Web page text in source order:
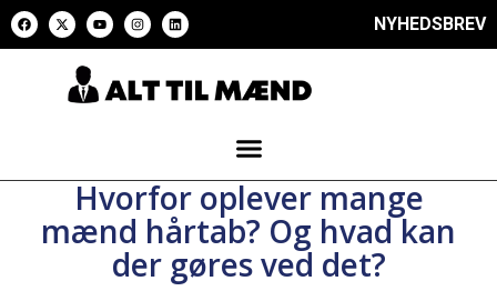
NYHEDSBREV
Hvorfor oplever mange
mænd hårtab? Og hvad kan
der gøres ved det?